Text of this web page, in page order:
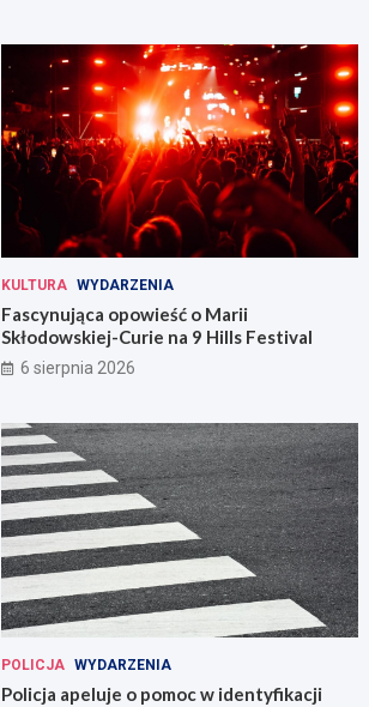
KULTURA WYDARZENIA
Fascynująca opowieść o Marii
Skłodowskiej-Curie na 9 Hills Festival
6 sierpnia 2026
POLICJA WYDARZENIA
Policja apeluje o pomoc w identyfikacji